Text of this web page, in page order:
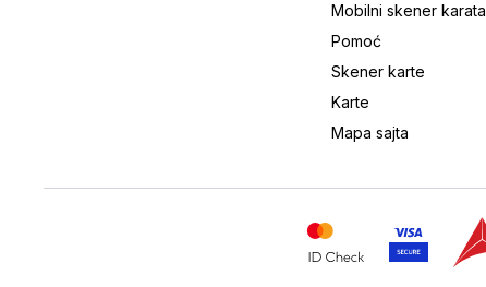
Mobilni skener karata
Pomoć
Skener karte
Karte
Mapa sajta